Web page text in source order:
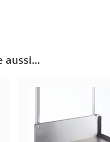
aussi…